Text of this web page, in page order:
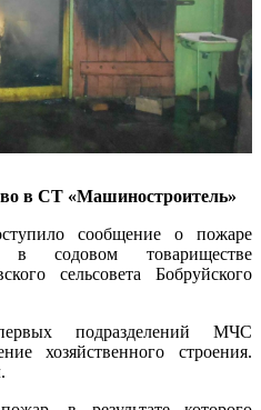
в СТ «Машиностроитель»
сообщение о пожаре
в содовом товариществе
сельсовета Бобруйского
подразделений МЧС
хозяйственного строения.